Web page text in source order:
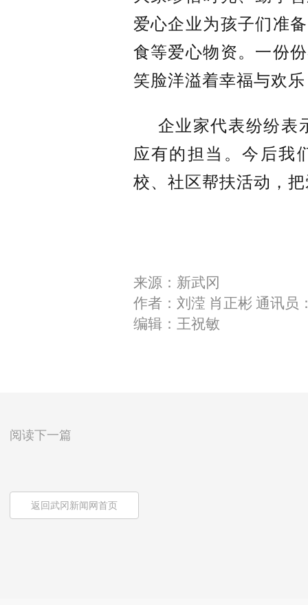
爱心企业为孩子们准
食等爱心物资。一份
笑脸洋溢着幸福与欢
企业家代表纷纷表
应有的担当。今后我
校、社区帮扶活动，
来源：新武冈
作者：刘滢 肖正彬 通讯员
编辑：王祝敏
阅读下一篇
返回武冈新闻网首页